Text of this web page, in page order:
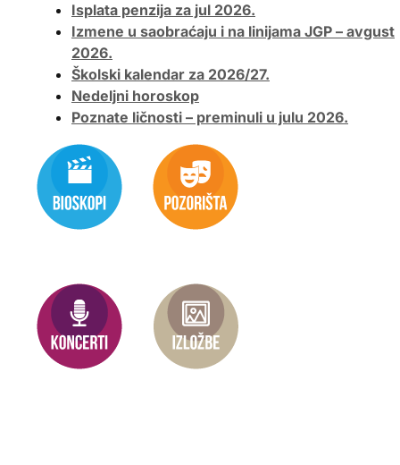
Isplata penzija za jul 2026.
Izmene u saobraćaju i na linijama JGP – avgust
2026.
Školski kalendar za 2026/27.
Nedeljni horoskop
Poznate ličnosti – preminuli u julu 2026.